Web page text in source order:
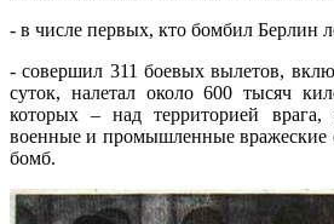
- в числе первых, кто бомбил Берлин
- совершил 311 боевых вылетов,
суток, налетал около 600 тысяч
которых – над территорией врага,
военные и промышленные вражеские
бомб.